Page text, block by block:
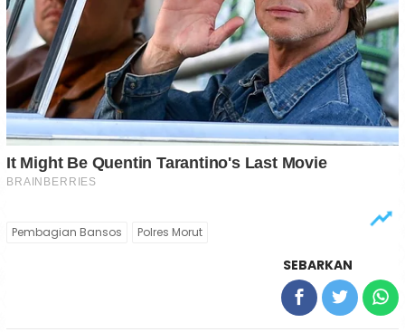
Pembagian Bansos Polres Morut
SEBARKAN